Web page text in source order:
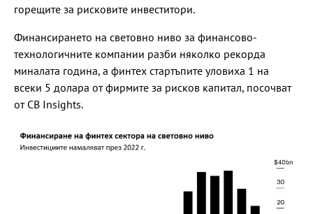
горещите за рисковите инвеститори.
Финансирането на световно ниво за финансово-
технологичните компании разби няколко рекорда
миналата година, а финтех стартъпите уловиха 1 на
всеки 5 долара от фирмите за рисков капитал, посочват
от CB Insights.